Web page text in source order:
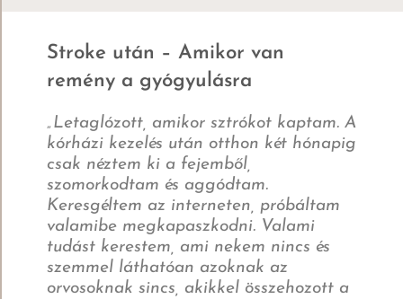
Stroke után – Amikor van
remény a gyógyulásra
„Letaglózott, amikor sztrókot kaptam. A
kórházi kezelés után otthon két hónapig
csak néztem ki a fejemből,
szomorkodtam és aggódtam.
Keresgéltem az interneten, próbáltam
valamibe megkapaszkodni. Valami
tudást kerestem, ami nekem nincs és
szemmel láthatóan azoknak az
orvosoknak sincs, akikkel összehozott a